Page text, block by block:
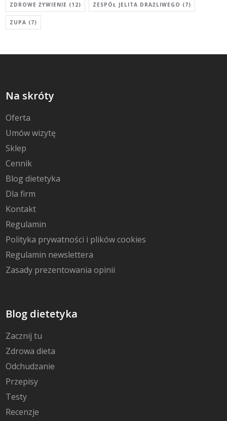
ZDROWE ŻYWIENIE (12) ZESPÓŁ JELITA DRAŻLIWEGO (7)
ZUPA (7)
Na skróty
Oferta
Umów wizytę
Sklep
Cennik
Blog dietetyka
Dla firm
Kontakt
Regulamin
Polityka prywatności i plików cookies
Regulamin newslettera
Zasady prezentowania opinii
Blog dietetyka
Zacznij tu
Zdrowa dieta
Odchudzanie
Przepisy
Testy
Recenzje